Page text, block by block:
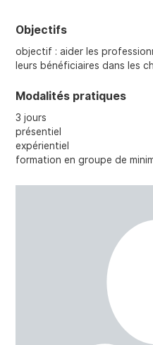
Objectifs
objectif : aider les
leurs bénéficiaires dans les
Modalités pratiques
3 jours
présentiel
expérientiel
formation en groupe de